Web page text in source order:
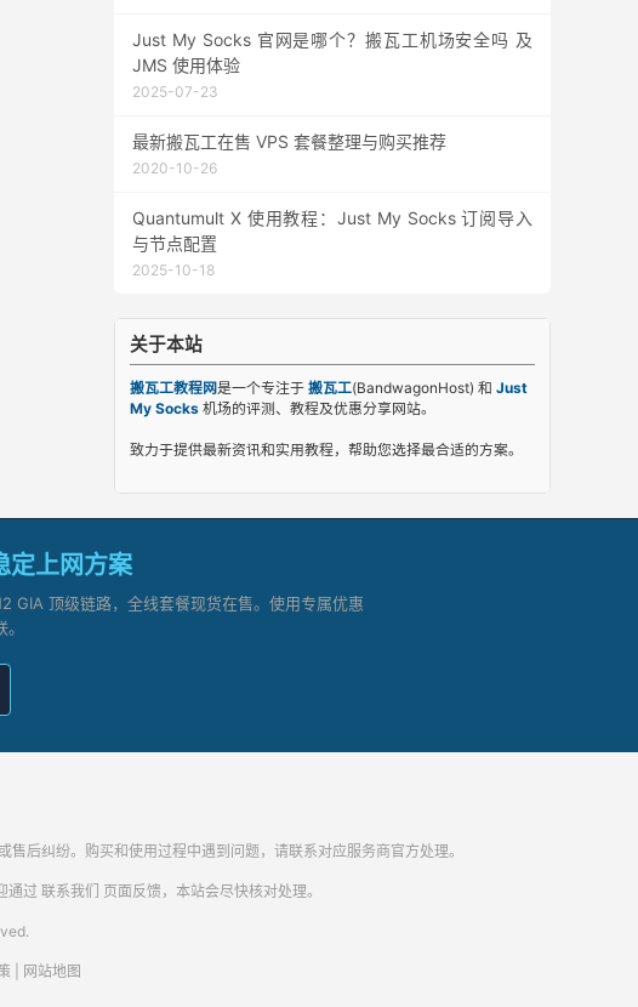
Just My Socks 官网是哪个？搬瓦工机场安全吗 及
JMS 使用体验
2025-07-23
最新搬瓦工在售 VPS 套餐整理与购买推荐
2020-10-26
Quantumult X 使用教程：Just My Socks 订阅导入
与节点配置
2025-10-18
关于本站
搬瓦工教程网是一个专注于 搬瓦工(BandwagonHost) 和 Just
My Socks 机场的评测、教程及优惠分享网站。
致力于提供最新资讯和实用教程，帮助您选择最合适的方案。
上网方案
GIA 顶级链路，全线套餐现货在售。使用专属优惠
后纠纷。购买和使用过程中遇到问题，请联系对应服务商官方处理。
通过 联系我们 页面反馈，本站会尽快核对处理。
网站地图